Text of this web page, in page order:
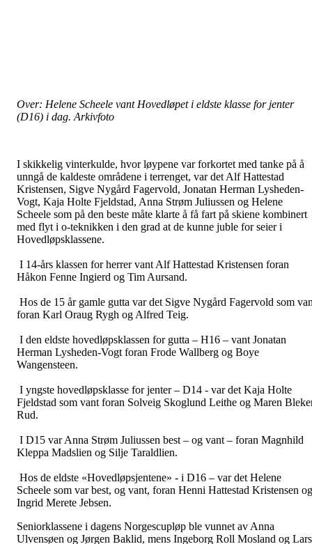
Over: Helene Scheele vant Hovedløpet i eldste klasse for jenter
(D16) i dag. Arkivfoto
I skikkelig vinterkulde, hvor løypene var forkortet med tanke på å
unngå de kaldeste områdene i terrenget, var det Alf Hattestad
Kristensen, Sigve Nygård Fagervold, Jonatan Herman Lysheden-
Vogt, Kaja Holte Fjeldstad, Anna Strøm Juliussen og Helene
Scheele som på den beste måte klarte å få fart på skiene kombinert
med flyt i o-teknikken i den grad at de kunne juble for seier i
Hovedløpsklassene.
I 14-års klassen for herrer vant Alf Hattestad Kristensen foran
Håkon Fenne Ingierd og Tim Aursand.
Hos de 15 år gamle gutta var det Sigve Nygård Fagervold som
foran Karl Oraug Rygh og Alfred Teig.
I den eldste hovedløpsklassen for gutta – H16 – vant Jonatan
Herman Lysheden-Vogt foran Frode Wallberg og Boye
Wangensteen.
I yngste hovedløpsklasse for jenter – D14 - var det Kaja Holte
Fjeldstad som vant foran Solveig Skoglund Leithe og Maren
Rud.
I D15 var Anna Strøm Juliussen best – og vant – foran Magnhild
Kleppa Madslien og Silje Taraldlien.
Hos de eldste «Hovedløpsjentene» - i D16 – var det Helene
Scheele som var best, og vant, foran Henni Hattestad Kristensen og
Ingrid Merete Jebsen.
Seniorklassene i dagens Norgescupløp ble vunnet av Anna
Ulvensøen og Jørgen Baklid, mens Ingeborg Roll Mosland og Lars